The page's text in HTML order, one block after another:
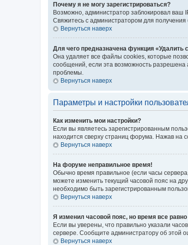
Почему я не могу зарегистрироваться?
Возможно, администратор заблокировал ваш
Свяжитесь с администратором для
Вернуться наверх
Для чего предназначена функция «Удалить
Она удаляет все файлы cookies, которые
сообщений, если эта возможность
проблемы.
Вернуться наверх
Параметры и настройки
Как изменить мои настройки?
Если вы являетесь зарегистрированным
находится сверху страниц форума. Нажав на
Вернуться наверх
На форуме неправильное время!
Обычно время правильное (если часы
можете изменить текущий часовой пояс на
необходимо быть зарегистрированным
Вернуться наверх
Я изменил часовой пояс, но время все
Если вы уверены, что правильно указали
сервере. Сообщите администратору об этой
Вернуться наверх